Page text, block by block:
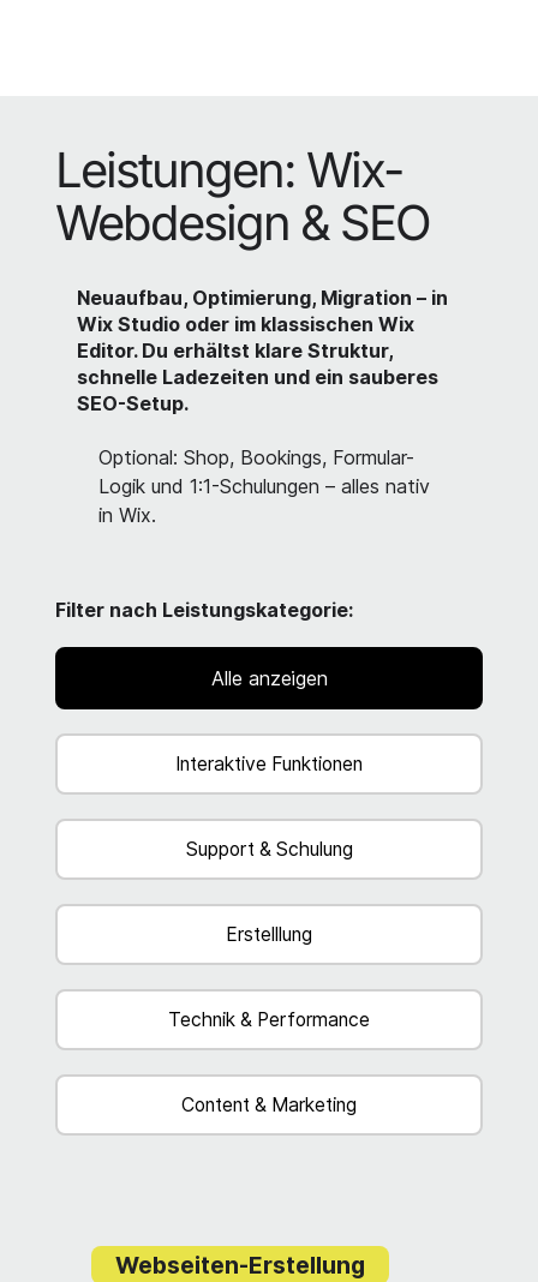
Leistungen: Wix-
Webdesign & SEO
Neuaufbau, Optimierung, Migration – in
Wix Studio oder im klassischen Wix
Editor. Du erhältst klare Struktur,
schnelle Ladezeiten und ein sauberes
SEO-Setup.
Optional: Shop, Bookings, Formular-
Logik und 1:1-Schulungen – alles nativ
in Wix.
Filter nach Leistungskategorie:
Alle anzeigen
Erstelllung
Support & Schulung
Interaktive Funktionen
Technik & Performance
Content & Marketing
Webseiten-Erstellung